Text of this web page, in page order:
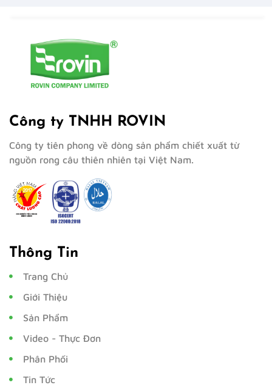
Công ty TNHH ROVIN
Công ty tiên phong về dòng sản phẩm chiết xuất từ
nguồn rong câu thiên nhiên tại Việt Nam.
Thông Tin
Trang Chủ
Giới Thiệu
Sản Phẩm
Video - Thực Đơn
Phân Phối
Tin Tức